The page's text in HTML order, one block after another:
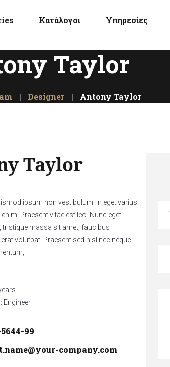
Κατάλογοι Υπηρεσίες
Taylor
Designer Antony Taylor
Taylor
ipsum non vestibulum. In eget varius
enim. Praesent vitae est leo. Nunc eget
tristique massa sit amet, faucibus
volutpat. Praesent sed nisl nec neque
Engineer
99
company.com